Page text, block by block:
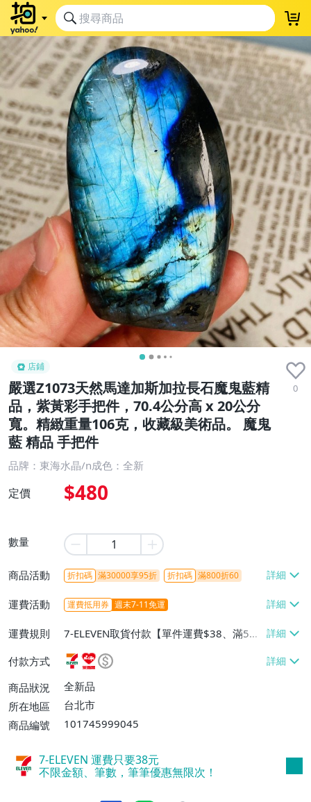
店鋪
嚴選Z1073天然馬達加斯加拉長石魔鬼藍精
品，紫黃彩手把件，70.4公分高 x 20公分
寬。精緻重量106克，收藏級美術品。 魔鬼
藍 精品 手把件
0
品牌：東海水晶/n成色：全新
定價 $480
數量
商品活動 折扣碼 滿30000享95折 折扣碼 滿800折60
運費活動 運費抵用券 週末7-11免運
運費規則
7-ELEVEN取貨付款【單件運費$38、滿5件
或消費滿$1298免運費】、7-ELEVEN取貨
不付款【免運費】、萊爾富取貨付款【單件
運費$60、滿5件或消費滿$1298免運
費】、宅配/貨運【單件運費$120、滿5件
付款方式
商品狀況
全新品
所在地區
台北市
商品編號
101745999045
7-ELEVEN 運費只要38元
不限金額、筆數，筆筆優惠無限次！